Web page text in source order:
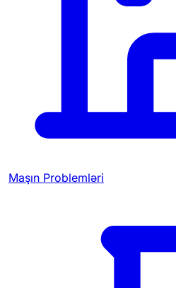
Maşın Problemləri